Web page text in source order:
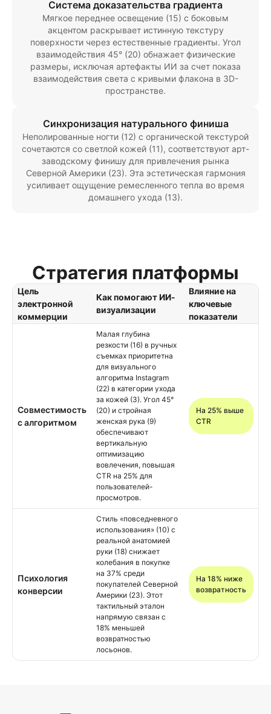
Система доказательства градиента
Мягкое переднее освещение (15) с боковым
акцентом раскрывает истинную текстуру
поверхности через естественные градиенты. Угол
взаимодействия 45° (20) обнажает физические
размеры, исключая артефакты ИИ за счет показа
взаимодействия света с кривыми флакона в 3D-
пространстве.
Синхронизация натурального финиша
Неполированные ногти (12) с органической текстурой
сочетаются со светлой кожей (11), соответствуют арт-
заводскому финишу для привлечения рынка
Северной Америки (23). Эта эстетическая гармония
усиливает ощущение ремесленного тепла во время
домашнего ухода (13).
Стратегия платформы
Цель
электронной
коммерции
Как помогают ИИ-
визуализации
Влияние на
ключевые
показатели
Совместимость
с алгоритмом
Малая глубина
резкости (16) в ручных
съемках приоритетна
для визуального
алгоритма Instagram
(22) в категории ухода
за кожей (3). Угол 45°
(20) и стройная
женская рука (9)
обеспечивают
вертикальную
оптимизацию
вовлечения, повышая
CTR на 25% для
пользователей-
просмотров.
На 25% выше
CTR
Психология
конверсии
Стиль «повседневного
использования» (10) с
реальной анатомией
руки (18) снижает
колебания в покупке
на 37% среди
покупателей Северной
Америки (23). Этот
тактильный эталон
напрямую связан с
18% меньшей
возвратностью
лосьонов.
На 18% ниже
возвратность